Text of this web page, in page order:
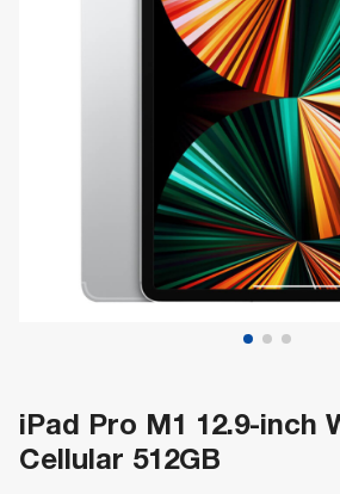
iPad Pro M1 12.9-inch
Cellular 512GB